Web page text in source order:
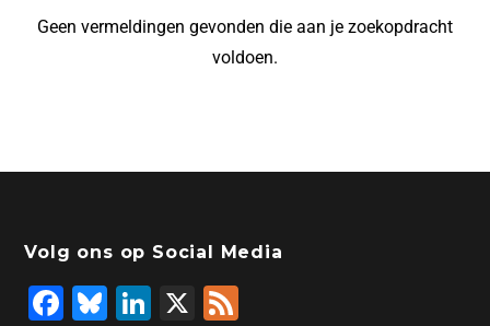
Geen vermeldingen gevonden die aan je zoekopdracht
voldoen.
Volg ons op Social Media
F
Bl
Li
X